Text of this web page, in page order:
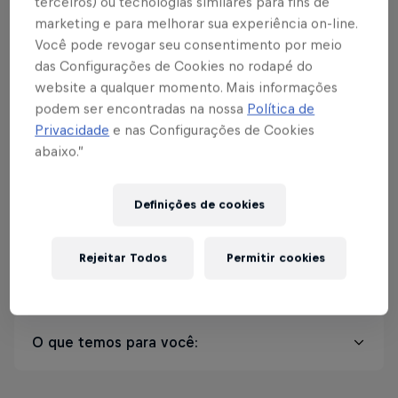
chegar, pegar seu lugar e entrar no clima.
Junho vai ser
RBB é o seu lugar.
O que temos para você:
marketing e para melhorar sua experiência on-line.
Você pode revogar seu consentimento por meio
das Configurações de Cookies no rodapé do
website a qualquer momento. Mais informações
podem ser encontradas na nossa Política de
Privacidade e nas Configurações de Cookies
abaixo.”
Definições de cookies
Rejeitar Todos Permitir cookies